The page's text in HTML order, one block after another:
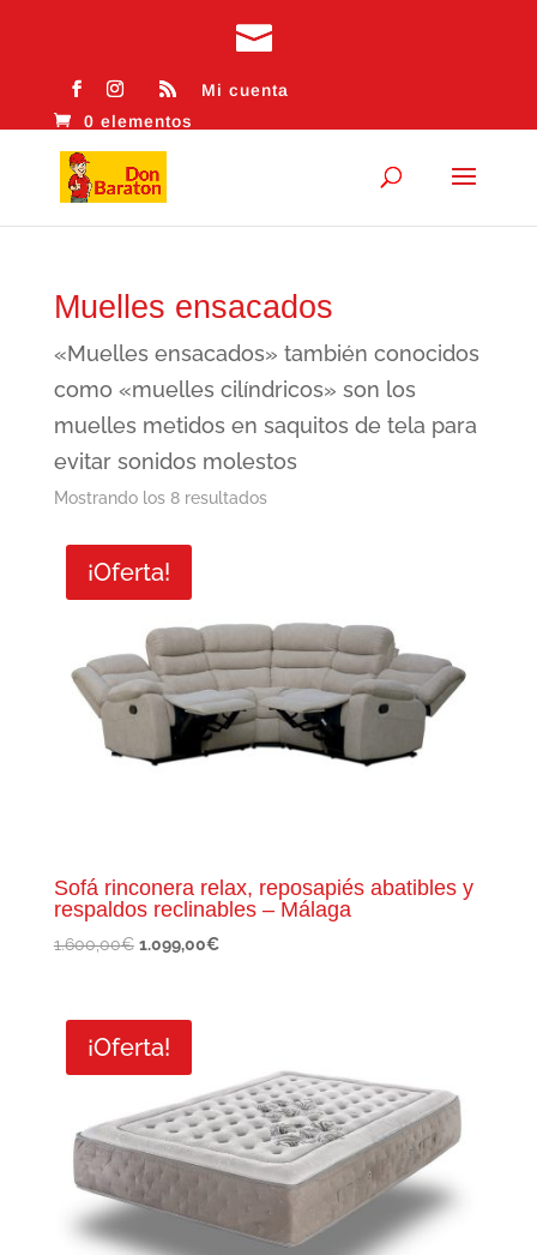
Mi cuenta
0 elementos
Muelles ensacados
«Muelles ensacados» también conocidos
como «muelles cilíndricos» son los
muelles metidos en saquitos de tela para
evitar sonidos molestos
Mostrando los 8 resultadosOrdenado
¡Oferta!
Sofá rinconera relax, reposapiés abatibles y
respaldos reclinables – Málaga
1.600,00€ El
era:
1.600,00€.
1.099,00€El
¡Oferta!